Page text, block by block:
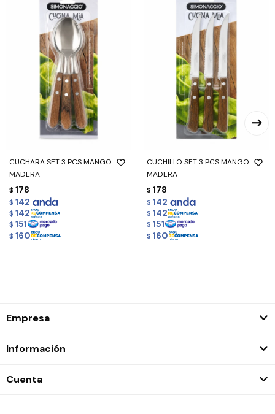
CUCHARA SET 3 PCS MANGO
MADERA
$ 178
$ 142
$ 142
$ 151
$ 160
CUCHILLO SET 3 PCS MANGO
MADERA
$ 178
$ 142
$ 142
$ 151
$ 160
Empresa
Información
Cuenta